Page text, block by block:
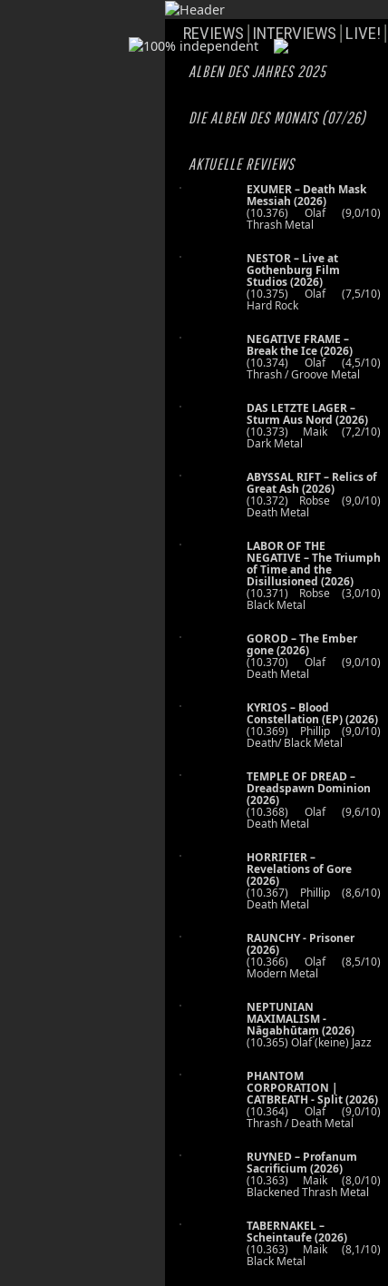
REVIEWS INTERVIEWS LIVE!
ALBEN DES JAHRES 2025
DIE ALBEN DES MONATS (07/26)
AKTUELLE REVIEWS
EXUMER – Death Mask
Messiah (2026)
(10.376) Olaf (9,0/10)
Thrash Metal
NESTOR – Live at
Gothenburg Film
Studios (2026)
(10.375) Olaf (7,5/10)
Hard Rock
NEGATIVE FRAME –
Break the Ice (2026)
(10.374) Olaf (4,5/10)
Thrash / Groove Metal
DAS LETZTE LAGER –
Sturm Aus Nord (2026)
(10.373) Maik (7,2/10)
Dark Metal
ABYSSAL RIFT – Relics of
Great Ash (2026)
(10.372) Robse (9,0/10)
Death Metal
LABOR OF THE
NEGATIVE – The Triumph
of Time and the
Disillusioned (2026)
(10.371) Robse (3,0/10)
Black Metal
GOROD – The Ember
gone (2026)
(10.370) Olaf (9,0/10)
Death Metal
KYRIOS – Blood
Constellation (EP) (2026)
(10.369) Phillip (9,0/10)
Death/ Black Metal
TEMPLE OF DREAD –
Dreadspawn Dominion
(2026)
(10.368) Olaf (9,6/10)
Death Metal
HORRIFIER –
Revelations of Gore
(2026)
(10.367) Phillip (8,6/10)
Death Metal
RAUNCHY - Prisoner
(2026)
(10.366) Olaf (8,5/10)
Modern Metal
NEPTUNIAN
MAXIMALISM -
Nāgabhūtaṃ (2026)
(10.365) Olaf (keine) Jazz
PHANTOM
CORPORATION |
CATBREATH - Split (2026)
(10.364) Olaf (9,0/10)
Thrash / Death Metal
RUYNED – Profanum
Sacrificium (2026)
(10.363) Maik (8,0/10)
Blackened Thrash Metal
TABERNAKEL –
Scheintaufe (2026)
(10.363) Maik (8,1/10)
Black Metal